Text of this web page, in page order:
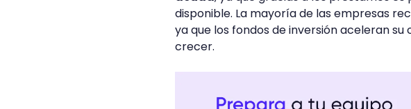
disponible. La mayoría de las empresas
ya que los fondos de inversión aceleran
crecer.